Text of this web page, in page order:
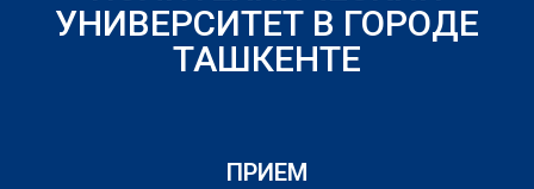
УНИВЕРСИТЕТ В ГОРОДЕ
ТАШКЕНТЕ
ПРИЕМ